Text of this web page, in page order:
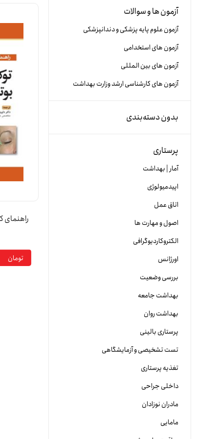
آزمون ها و سوالات
آزمون علوم پایه پزشکی و دندانپزشکی
آزمون های استخدامی
آزمون های بین المللی
آزمون های کارشناسی ارشد وزارت بهداشت
بدون دسته‌بندی
پرستاری
آمار | بهداشت
اپیدمیولوژی
اتاق عمل
اصول و مهارت ها
الکتروکاردیوگرافی
اورژانس
بررسی وضعیت
بهداشت جامعه
بهداشت روان
پرستاری بالینی
تست تشخیصی و آزمایشگاهی
تغذیه پرستاری
داخلی جراحی
مادران نوزادان
مامایی
راهنمای
تومان